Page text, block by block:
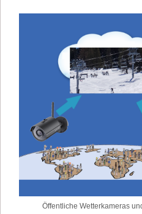
Öffentliche Wetterkameras